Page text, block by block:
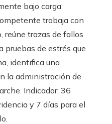
bajo carga
trabaja con
reúne trazas de fallos
pruebas de estrés que
identifica una
la administración de
Indicador: 36
y 7 días para el